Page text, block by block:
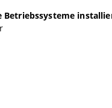
Betriebssysteme